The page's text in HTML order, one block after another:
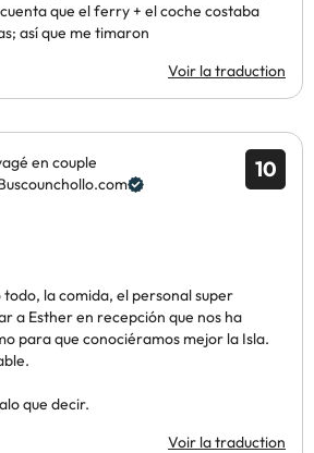
que el ferry + el coche costaba
así que me timaron
Voir la traduction
10
en couple
la comida, el personal super
a Esther en recepción que nos ha
para que conociéramos mejor la Isla.
que decir.
Voir la traduction